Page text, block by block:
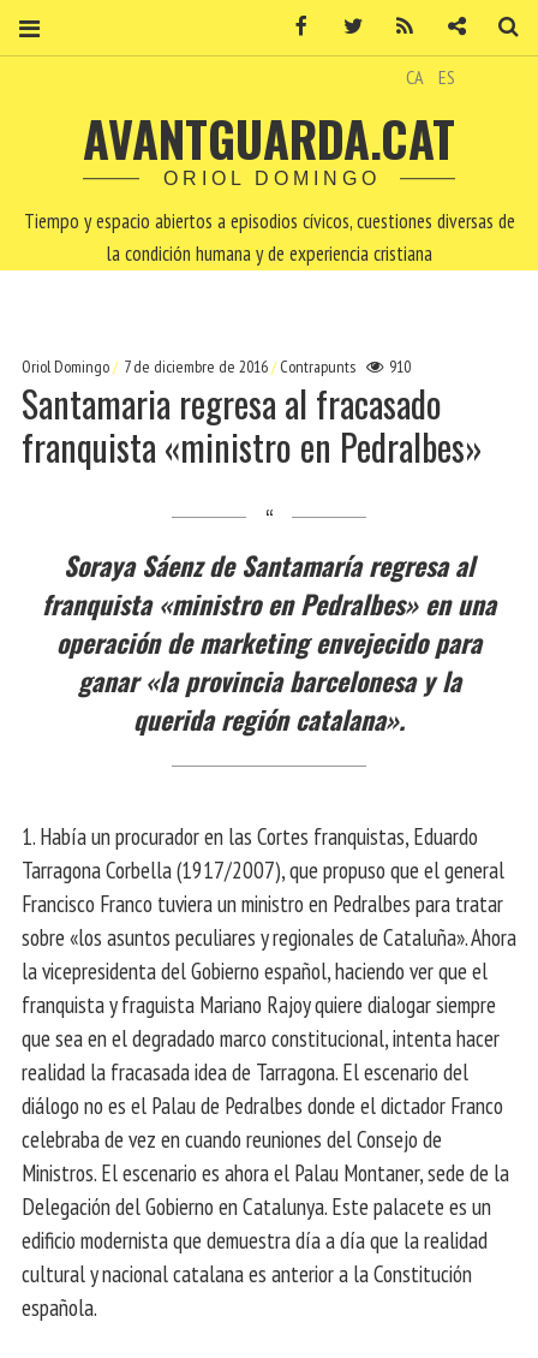
CA ES
AVANTGUARDA.CAT
ORIOL DOMINGO
Tiempo y espacio abiertos a episodios cívicos, cuestiones diversas de
la condición humana y de experiencia cristiana
Oriol Domingo 7 de diciembre de 2016 Contrapunts 910
Santamaria regresa al fracasado
franquista «ministro en Pedralbes»
Soraya Sáenz de Santamaría regresa al
franquista «ministro en Pedralbes» en una
operación de marketing envejecido para
ganar «la provincia barcelonesa y la
querida región catalana».
1. Había un procurador en las Cortes franquistas, Eduardo
Tarragona Corbella (1917/2007), que propuso que el general
Francisco Franco tuviera un ministro en Pedralbes para tratar
sobre «los asuntos peculiares y regionales de Cataluña». Ahora
la vicepresidenta del Gobierno español, haciendo ver que el
franquista y fraguista Mariano Rajoy quiere dialogar siempre
que sea en el degradado marco constitucional, intenta hacer
realidad la fracasada idea de Tarragona. El escenario del
diálogo no es el Palau de Pedralbes donde el dictador Franco
celebraba de vez en cuando reuniones del Consejo de
Ministros. El escenario es ahora el Palau Montaner, sede de la
Delegación del Gobierno en Catalunya. Este palacete es un
edificio modernista que demuestra día a día que la realidad
cultural y nacional catalana es anterior a la Constitución
española.
Facebook Twitter Contacto